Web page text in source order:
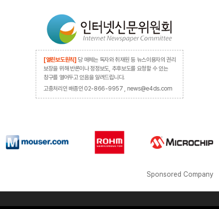
[열린보도원칙] 당 매체는 독자와 취재원 등 뉴스이용자의 권리
보장을 위해 반론이나 정정보도, 추후보도를 요청할 수 있는
창구를 열어두고 있음을 알려드립니다.
고충처리인 배종인 02-866-9957 , news@e4ds.com
Sponsored Company